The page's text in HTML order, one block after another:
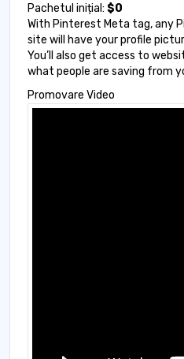
Pachetul inițial: $0
With Pinterest Meta tag, any
site will have your profile
You’ll also get access to
what people are saving from
Promovare Video